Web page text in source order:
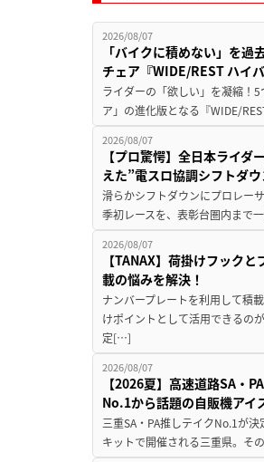
2026/08/07
「バイクに積めない」を
チェア『WIDE/REST ハイ
ライダーの「欲しい」を凝縮！
ア」の進化版となる『WIDE/
2026/08/07
【プロ驚愕】全日本ライ
えた”電スロ協調シフトダ
滑らかシフトダウンにプロレー
季初レースを、表彰台圏内まで
2026/08/07
【TANAX】荷掛けフック
載の悩みを解決！
ナンバープレートを利用して積
けポイントとして活用できるの
定[…]
2026/08/07
【2026夏】高速道路SA・
No.1から話題の自販機アイ
三重SA・PA推しテイクNo.1が
キットで開催される三重県。そ